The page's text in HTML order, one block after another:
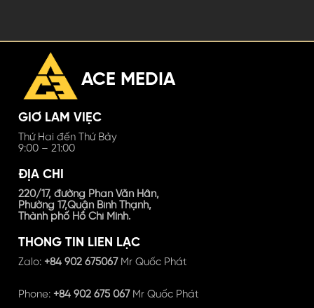
ACE MEDIA
GIỜ LÀM VIỆC
Thứ Hai đến Thứ Bảy
9:00 – 21:00
ĐỊA CHỈ
220/17, đường Phan Văn Hân,
Phường 17,Quận Bình Thạnh,
Thành phố Hồ Chí Minh.
THÔNG TIN LIÊN LẠC
Zalo: +84 902 675067 Mr Quốc Phát
Phone: +84 902 675 067 Mr Quốc Phát